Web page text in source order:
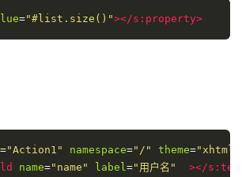
="#list.size()"></s:property>
="Action1" namespace="/" theme="xhtml"
name="name" label ="用户名"
></